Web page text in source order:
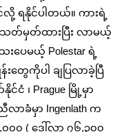
လို့ ရနိုင်ပါတယ်။ ကားရဲ့
တ်မှတ်ထားပြီး လာမယ့်
မယ့် Polestar ရဲ့
းတွေကိုပါ ချပြလာခဲ့ပြီ
ငံ ၊ Prague မြို့မှာ
လာခံမှာ Ingenlath က
၀၀ ( ဒေါ်လာ ၇၆,၃၀၀